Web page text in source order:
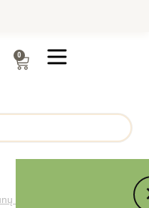
0
maistas